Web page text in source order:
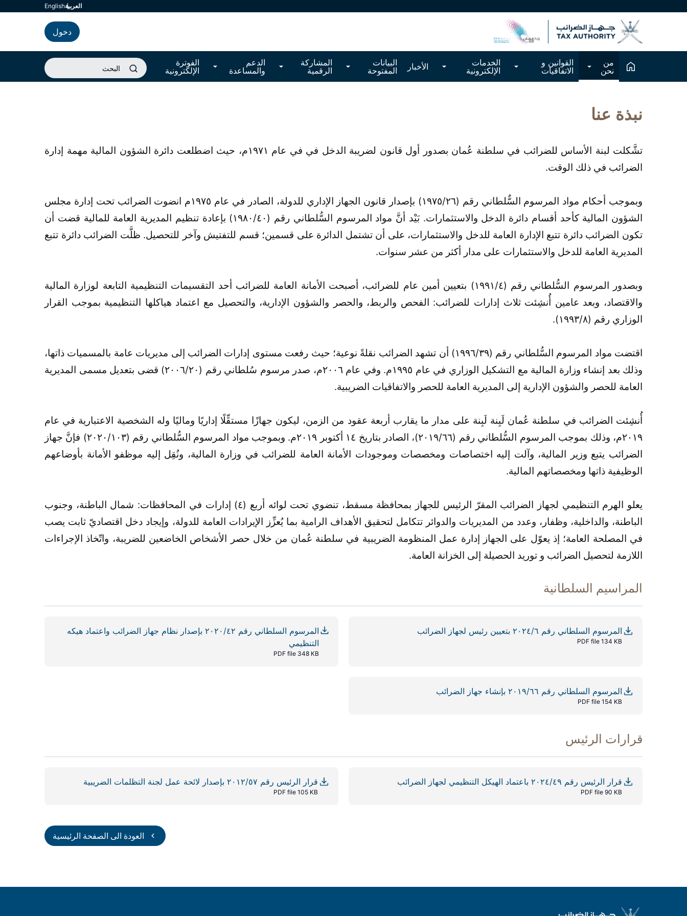
العربيةenglish
دخول
من
نحن
القوانين و
الاتفاقيات
الخدمات
الإلكترونية
الأخبار
البيانات
المفتوحة
المشاركة
الرقمية
الدعم
والمساعدة
الفوترة
الإلكترونية
نبذة عنا
تشَّكلت لبنة الأساس للضرائب في سلطنة عُمان بصدور أول قانون لضريبة الدخل في في عام ١٩٧١م، حيث اضطلعت دائرة الشؤون المالية مهمة إدارة
الضرائب في ذلك الوقت.
وبموجب أحكام مواد المرسوم السٌّلطاني رقم (١٩٧٥/٢٦) بإصدار قانون الجهاز الإداري للدولة، الصادر في عام ١٩٧٥م انضوت الضرائب تحت إدارة مجلس
الشؤون المالية كأحد أقسام دائرة الدخل والاستثمارات. بَيْد أنَّ مواد المرسوم السُّلطاني رقم (١٩٨٠/٤٠) بإعادة تنظيم المديرية العامة للمالية قضت أن
تكون الضرائب دائرة تتبع الإدارة العامة للدخل والاستثمارات، على أن تشتمل الدائرة على قسمين؛ قسم للتفتيش وآخر للتحصيل. ظلَّت الضرائب دائرة تتبع
المديرية العامة للدخل والاستثمارات على مدار أكثر من عشر سنوات.
وبصدور المرسوم السُّلطاني رقم (١٩٩١/٤) بتعيين أمين عام للضرائب، أصبحت الأمانة العامة للضرائب أحد التقسيمات التنظيمية التابعة لوزارة المالية
والاقتصاد، وبعد عامين أُنشِئت ثلاث إدارات للضرائب: الفحص والربط، والحصر والشؤون الإدارية، والتحصيل مع اعتماد هياكلها التنظيمية بموجب القرار
الوزاري رقم (١٩٩٣/٨).
اقتضت مواد المرسوم السُّلطاني رقم (١٩٩٦/٣٩) أن تشهد الضرائب نقلةً نوعية؛ حيث رفعت مستوى إدارات الضرائب إلى مديريات عامة بالمسميات ذاتها،
وذلك بعد إنشاء وزارة المالية مع التشكيل الوزاري في عام ١٩٩٥م. وفي عام ٢٠٠٦م، صدر مرسوم سُلطاني رقم (٢٠٠٦/٢٠) قضى بتعديل مسمى المديرية
العامة للحصر والشؤون الإدارية إلى المديرية العامة للحصر والاتفاقيات الضريبية.
أُنشِئت الضرائب في سلطنة عُمان لَبِنة لَبِنة على مدار ما يقارب أربعة عقود من الزمن، ليكون جهازًا مستقِّلًا إداريًا وماليًا وله الشخصية الاعتبارية في عام
٢٠١٩م، وذلك بموجب المرسوم السُّلطاني رقم (٢٠١٩/٦٦)، الصادر بتاريخ ١٤ أكتوبر ٢٠١٩م. وبموجب مواد المرسوم السُّلطاني رقم (٢٠٢٠/١٠٣) فإنَّ جهاز
الضرائب يتبع وزير المالية، وآلت إليه اختصاصات ومخصصات وموجودات الأمانة العامة للضرائب في وزارة المالية، ونُقِل إليه موظفو الأمانة بأوضاعهم
الوظيفية ذاتها ومخصصاتهم المالية.
يعلو الهرم التنظيمي لجهاز الضرائب المقرّ الرئيس للجهاز بمحافظة مسقط، تنضوي تحت لوائه أربع (٤) إدارات في المحافظات: شمال الباطنة، وجنوب
الباطنة، والداخلية، وظفار، وعدد من المديريات والدوائر تتكامل لتحقيق الأهداف الرامية بما يُعزِّز الإيرادات العامة للدولة، وإيجاد دخل اقتصاديّ ثابت يصب
في المصلحة العامة؛ إذ يعوّل على الجهاز إدارة عمل المنظومة الضريبية في سلطنة عُمان من خلال حصر الأشخاص الخاضعين للضريبة، واتّخاذ الإجراءات
اللازمة لتحصيل الضرائب و توريد الحصيلة إلى الخزانة العامة.
المراسيم السلطانية
المرسوم السلطاني رقم ٢٠٢٤/٦ بتعيين رئيس لجهاز الضرائب
PDF file 134 KB
المرسوم السلطاني رقم ٢٠٢٠/٤٢ بإصدار نظام جهاز الضرائب واعتماد هيكه
التنظيمي
PDF file 348 KB
المرسوم السلطاني رقم ٢٠١٩/٦٦ بإنشاء جهاز الضرائب
PDF file 154 KB
قرارات الرئيس
قرار الرئيس رقم ٢٠٢٤/٤٩ باعتماد الهيكل التنظيمي لجهاز الضرائب
PDF file 90 KB
قرار الرئيس رقم ٢٠١٢/٥٧ بإصدار لائحة عمل لجنة التظلمات الضريبية
PDF file 105 KB
العودة الى الصفحة الرئيسية